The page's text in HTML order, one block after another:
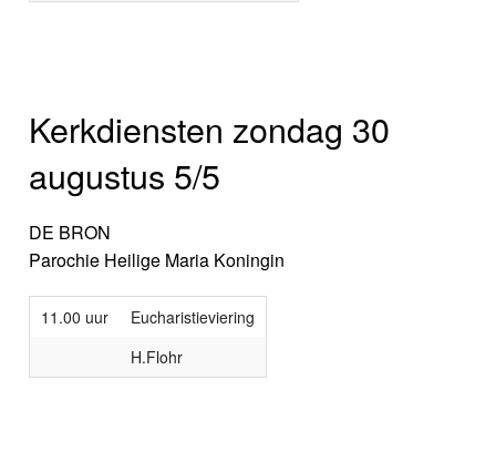
Kerkdiensten zondag 30
augustus 5/5
DE BRON
Parochie Heilige Maria Koningin
11.00 uur
Eucharistieviering
H.Flohr